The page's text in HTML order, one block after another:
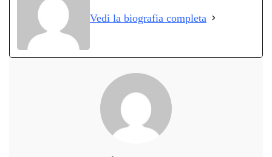
ok r
pp m
di
Vedi la biografia completa